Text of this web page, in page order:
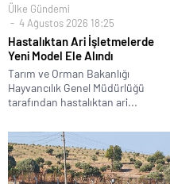
Ülke Gündemi
4 Ağustos 2026 18:25
Hastalıktan Ari İşletmelerde
Yeni Model Ele Alındı
Tarım ve Orman Bakanlığı
Hayvancılık Genel Müdürlüğü
tarafından hastalıktan ari...